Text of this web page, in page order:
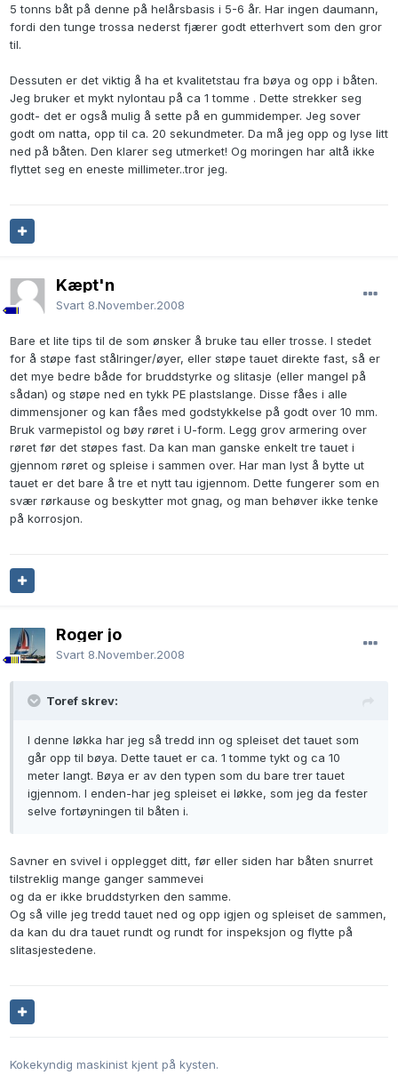
5 tonns båt på denne på helårsbasis i 5-6 år. Har ingen daumann,
fordi den tunge trossa nederst fjærer godt etterhvert som den gror
til.
Dessuten er det viktig å ha et kvalitetstau fra bøya og opp i båten.
Jeg bruker et mykt nylontau på ca 1 tomme . Dette strekker seg
godt- det er også mulig å sette på en gummidemper. Jeg sover
godt om natta, opp til ca. 20 sekundmeter. Da må jeg opp og lyse litt
ned på båten. Den klarer seg utmerket! Og moringen har altå ikke
flyttet seg en eneste millimeter..tror jeg.
Kæpt'n
Svart 8.November.2008
Bare et lite tips til de som ønsker å bruke tau eller trosse. I stedet
for å støpe fast stålringer/øyer, eller støpe tauet direkte fast, så er
det mye bedre både for bruddstyrke og slitasje (eller mangel på
sådan) og støpe ned en tykk PE plastslange. Disse fåes i alle
dimmensjoner og kan fåes med godstykkelse på godt over 10 mm.
Bruk varmepistol og bøy røret i U-form. Legg grov armering over
røret før det støpes fast. Da kan man ganske enkelt tre tauet i
gjennom røret og spleise i sammen over. Har man lyst å bytte ut
tauet er det bare å tre et nytt tau igjennom. Dette fungerer som en
svær rørkause og beskytter mot gnag, og man behøver ikke tenke
på korrosjon.
Roger jo
Svart 8.November.2008
Toref skrev:
I denne løkka har jeg så tredd inn og spleiset det tauet som
går opp til bøya. Dette tauet er ca. 1 tomme tykt og ca 10
meter langt. Bøya er av den typen som du bare trer tauet
igjennom. I enden-har jeg spleiset ei løkke, som jeg da fester
selve fortøyningen til båten i.
Savner en svivel i opplegget ditt, før eller siden har båten snurret
tilstreklig mange ganger sammevei
og da er ikke bruddstyrken den samme.
Og så ville jeg tredd tauet ned og opp igjen og spleiset de sammen,
da kan du dra tauet rundt og rundt for inspeksjon og flytte på
slitasjestedene.
Kokekyndig maskinist kjent på kysten.